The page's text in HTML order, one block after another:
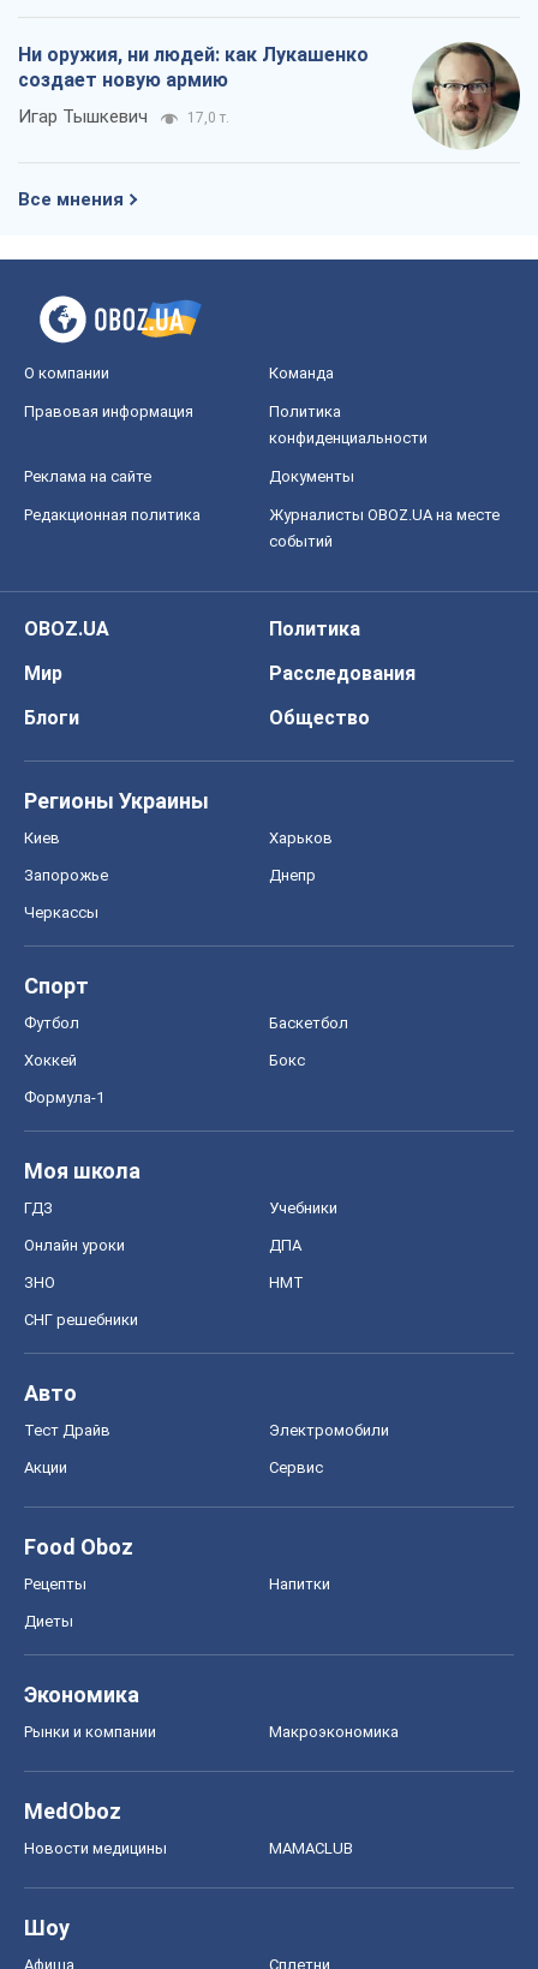
Ни оружия, ни людей: как Лукашенко
создает новую армию
Игар Тышкевич 17,0 т.
Все мнения
О компании Команда
Правовая информация
Политика
конфиденциальности
Реклама на сайте Документы
Редакционная политика
Журналисты OBOZ.UA на месте
событий
OBOZ.UA
Политика
Мир
Расследования
Блоги
Общество
Регионы Украины
Киев Харьков
Запорожье Днепр
Черкассы
Спорт
Футбол Баскетбол
Хоккей Бокс
Формула-1
Моя школа
ГДЗ Учебники
Онлайн уроки ДПА
ЗНО НМТ
СНГ решебники
Авто
Тест Драйв Электромобили
Акции Сервис
Food Oboz
Рецепты Напитки
Диеты
Экономика
Рынки и компании Mакроэкономика
MedOboz
Новости медицины MAMACLUB
Шоу
Афиша Сплетни